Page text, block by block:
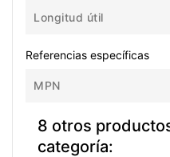
Longitud útil
Referencias específicas
MPN
8 otros
categoría: